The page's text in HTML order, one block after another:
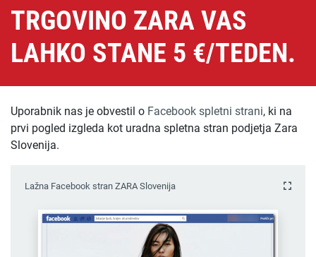
TRGOVINO ZARA VAS
LAHKO STANE 5 €/TEDEN.
Uporabnik nas je obvestil o Facebook spletni strani, ki na
prvi pogled izgleda kot uradna spletna stran podjetja Zara
Slovenija.
Lažna Facebook stran ZARA Slovenija